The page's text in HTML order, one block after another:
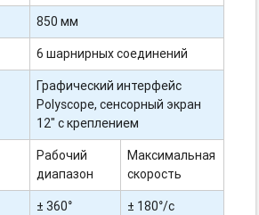
850 мм
6 шарнирных соединений
Графический интерфейс
Polyscope, сенсорный экран
12" с креплением
Рабочий
диапазон
Максимальная
скорость
± 360°
± 180°/с